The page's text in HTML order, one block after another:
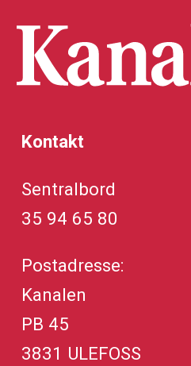
Kontakt
Sentralbord
35 94 65 80
Postadresse:
Kanalen
PB 45
3831 ULEFOSS